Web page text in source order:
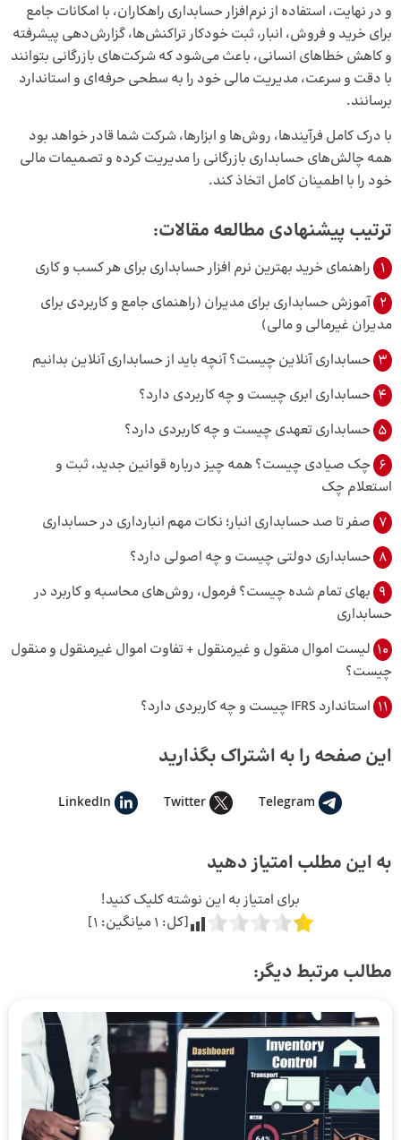
و در نهایت، استفاده از نرم‌افزار حسابداری راهکاران، با امکانات جامع
برای خرید و فروش، انبار، ثبت خودکار تراکنش‌ها، گزارش‌دهی پیشرفته
و کاهش خطاهای انسانی، باعث می‌شود که شرکت‌های بازرگانی بتوانند
با دقت و سرعت، مدیریت مالی خود را به سطحی حرفه‌ای و استاندارد
برسانند.
با درک کامل فرآیندها، روش‌ها و ابزارها، شرکت شما قادر خواهد بود
همه چالش‌های حسابداری بازرگانی را مدیریت کرده و تصمیمات مالی
خود را با اطمینان کامل اتخاذ کند.
ترتیب پیشنهادی مطالعه مقالات:
1 راهنمای خرید بهترین نرم افزار حسابداری برای هر کسب و کاری
2 آموزش حسابداری برای مدیران (راهنمای جامع و کاربردی برای
مدیران غیرمالی و مالی)
3 حسابداری آنلاین چیست؟ آنچه باید از حسابداری آنلاین بدانیم
4 حسابداری ابری چیست و چه کاربردی دارد؟
5 حسابداری تعهدی چیست و چه کاربردی دارد؟
6 چک صیادی چیست؟ همه چیز درباره قوانین جدید، ثبت و
استعلام چک
7 صفر تا صد حسابداری انبار؛ نکات مهم انبارداری در حسابداری
8 حسابداری دولتی چیست و چه اصولی دارد؟
9 بهای تمام شده چیست؟ فرمول، روش‌های محاسبه و کاربرد در
حسابداری
10 لیست اموال منقول و غیرمنقول + تفاوت اموال غیرمنقول و منقول
چیست؟
11 استاندارد IFRS چیست و چه کاربردی دارد؟
این صفحه را به اشتراک بگذارید
Telegram
Twitter
LinkedIn
به این مطلب امتیاز دهید
برای امتیاز به این نوشته کلیک کنید!
[کل: 1میانگین: 1
]
مطالب مرتبط دیگر: